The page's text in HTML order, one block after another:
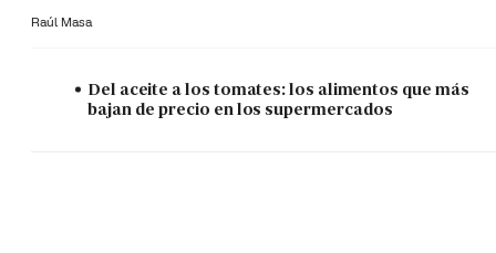
Raúl Masa
Del aceite a los tomates: los alimentos que más
bajan de precio en los supermercados